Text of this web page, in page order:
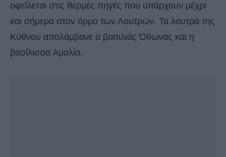
οφείλεται στις θερμές πηγές που υπάρχουν μέχρι
και σήμερα στον όρμο των Λουτρών. Τα λουτρά της
Κύθνου απολάμβανε ο βασιλιάς Όθωνας και η
βασίλισσα Αμαλία.